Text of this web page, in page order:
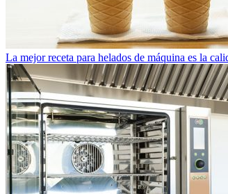
La mejor receta para helados de máquina es la